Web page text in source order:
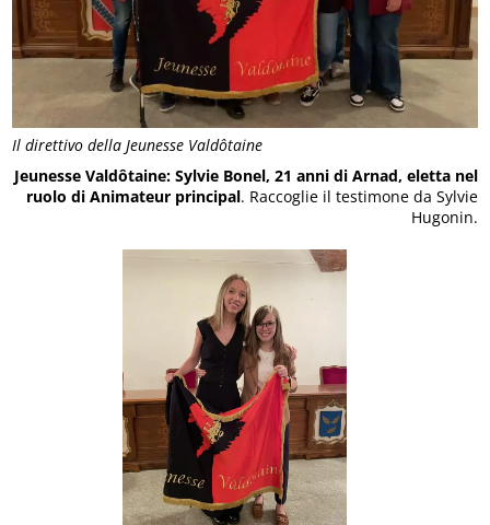
Il direttivo della Jeunesse Valdôtaine
Jeunesse Valdôtaine: Sylvie Bonel, 21 anni di Arnad, eletta nel
ruolo di Animateur principal. Raccoglie il testimone da Sylvie
Hugonin.